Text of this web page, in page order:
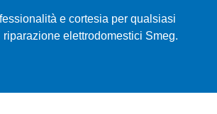
e cortesia per qualsiasi
riparazione elettrodomestici Smeg.